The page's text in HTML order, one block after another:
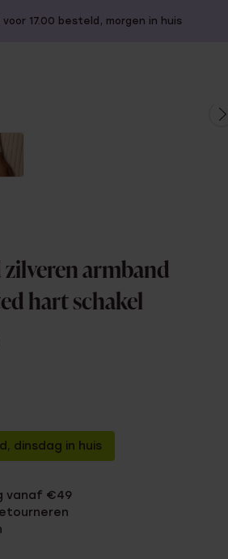
17.00 besteld, morgen in huis
zilveren armband
hart schakel
dinsdag in huis
vanaf €49